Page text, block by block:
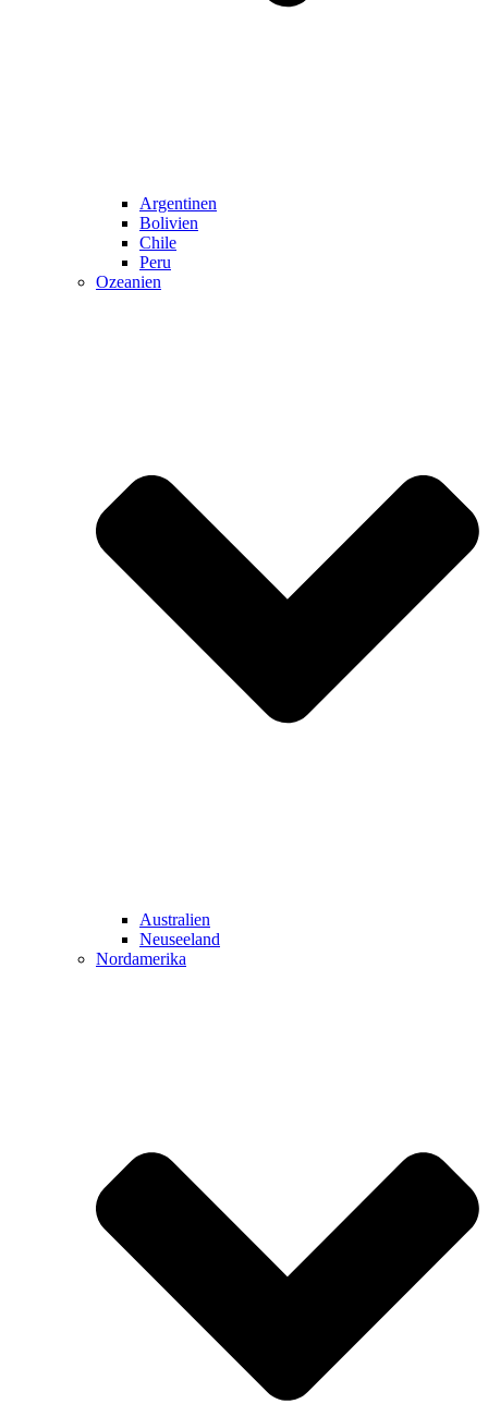
Argentinen
Bolivien
Chile
Peru
Ozeanien
Australien
Neuseeland
Nordamerika